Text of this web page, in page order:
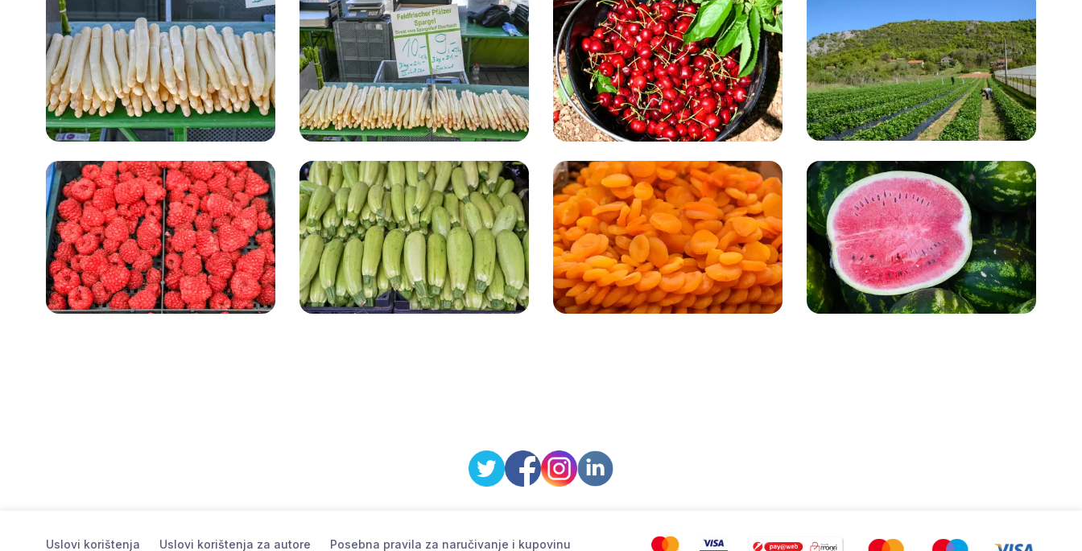
Uslovi korištenja Uslovi korištenja za autore Posebna pravila za naručivanje i kupovinu